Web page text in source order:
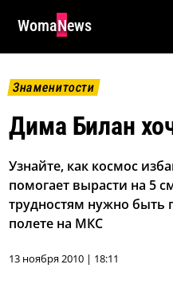
WomaNews
Знаменитости
Дима Билан
Узнайте, как космос
помогает вырасти на 5
трудностям нужно быть
полете на МКС
13 ноября 2010 | 18:11